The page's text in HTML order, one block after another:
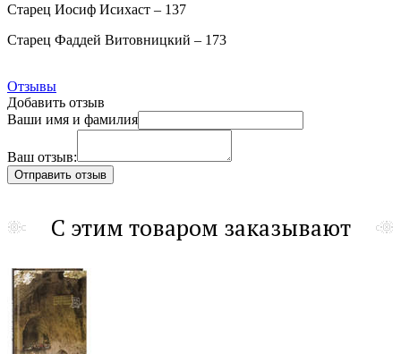
Старец Иосиф Исихаст – 137
Старец Фаддей Витовницкий – 173
Отзывы
Добавить отзыв
Ваши имя и фамилия
Ваш отзыв:
С этим товаром заказывают